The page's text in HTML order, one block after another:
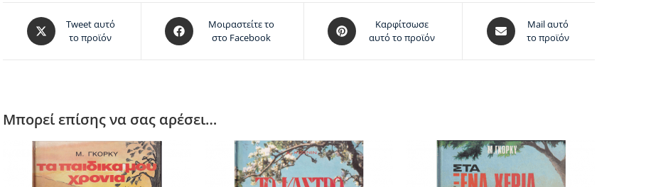
Tweet αυτό
το προϊόν
Μοιραστείτε το
στο Facebook
Καρφίτσωσε
αυτό το προϊόν
Mail αυτό
το προϊόν
Μπορεί επίσης να σας αρέσει…